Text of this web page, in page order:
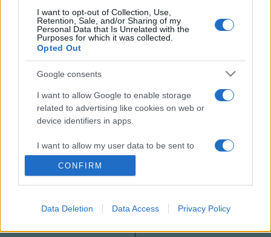
I want to opt-out of Collection, Use,
Retention, Sale, and/or Sharing of my
Personal Data that Is Unrelated with the
Purposes for which it was collected.
Opted Out
Google consents
I want to allow Google to enable storage
related to advertising like cookies on web or
device identifiers in apps.
I want to allow my user data to be sent to
Google for online advertising purposes.
I want to allow Google to send me
related to analytics like cookies on web or
CONFIRM
Data Deletion Data Access Privacy Policy
Bárbara Lennie
Jan Cornet
Eduard Fernández
Fernando Cayo
MEGOSZTÁS